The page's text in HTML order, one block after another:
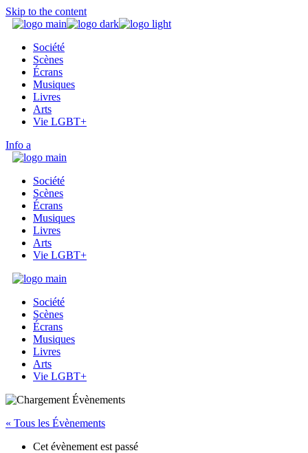
Skip to the content
Société
Scènes
Écrans
Musiques
Livres
Arts
Vie LGBT+
Info
Société
Scènes
Écrans
Musiques
Livres
Arts
Vie LGBT+
Société
Scènes
Écrans
Musiques
Livres
Arts
Vie LGBT+
« Tous les Évènements
Cet évènement est passé